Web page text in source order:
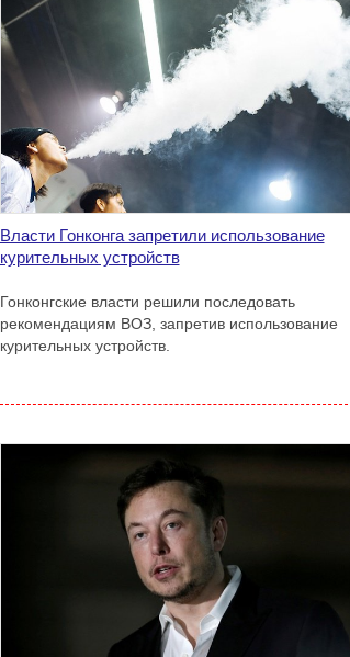
Власти Гонконга запретили использование
курительных устройств
Гонконгские власти решили последовать
рекомендациям ВОЗ, запретив использование
курительных устройств.